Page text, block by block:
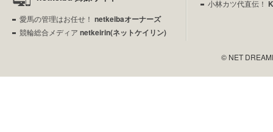
愛馬の管理はお任せ！ netkeibaオーナーズ
競輪総合メディア netkeirin(ネットケイリン)
小林カツ代直伝！
© NET